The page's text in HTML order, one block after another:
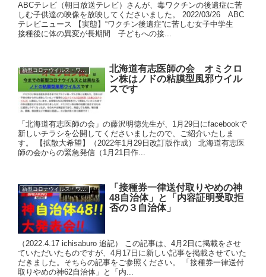
ABCテレビ（朝日放送テレビ）さんが、毒ワクチンの後遺症に苦
しむ子供達の映像を放映してくださいました。 2022/03/26 ABC
テレビニュース 【実態】“ワクチン後遺症”に苦しむ女子中学生
接種後に体の異変が長期間 子どもへの接...
新型コロナウイルス・ワクチン
北海道有志医師の会 オミクロ
ン株はノドの粘膜型風邪ウイル
スです
「北海道有志医師の会」の藤沢明徳先生が、1月29日にfacebookで
新しいチラシを公開してくださいましたので、ご紹介いたしま
す。 【拡散大希望】（2022年1月29日改訂版作成） 北海道有志医
師の会からの緊急発信（1月21日作...
新型コロナウイルス・ワクチン
「接種券一律送付取りやめの神
48自治体」と「内容証明受取拒
否の３自治体」
（2022.4.17 ichisaburo 追記） この記事は、4月2日に掲載をさせ
ていただいたものですが、4月17日に新しい記事を掲載させていた
だきました。そちらの記事をご参照ください。 「接種券一律送付
取りやめの神62自治体」と「内...